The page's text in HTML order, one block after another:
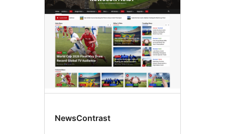
NewsContrast